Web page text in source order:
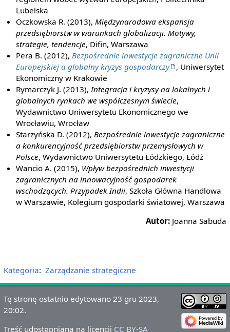
Lubelska
Oczkowska R. (2013), Międzynarodowa ekspansja
przedsiębiorstw w warunkach globalizacji. Motywy,
strategie, tendencje, Difin, Warszawa
Pera B. (2012), Bezpośrednie inwestycje zagraniczne Unii
Europejskiej a globalny kryzys gospodarczy
, Uniwersytet
Ekonomiczny w Krakowie
Rymarczyk J. (2013), Integracja i kryzysy na lokalnych i
globalnych rynkach we współczesnym świecie,
Wydawnictwo Uniwersytetu Ekonomicznego we
Wrocławiu, Wrocław
Starzyńska D. (2012), Bezpośrednie inwestycje zagraniczne
a konkurencyjność przedsiębiorstw przemysłowych w
Polsce, Wydawnictwo Uniwersytetu Łódzkiego, Łódź
Wancio A. (2015), Wpływ bezpośrednich inwestycji
zagranicznych na innowacyjność gospodarek
wschodzących. Przypadek Indii, Szkoła Główna Handlowa
w Warszawie, Kolegium gospodarki światowej, Warszawa
Autor: Joanna Sabuda
Kategoria: Zarządzanie strategiczne
Tę stronę ostatnio edytowano 23 gru 2023,
20:02.
Treść udostępniana na licencji CC BY-SA